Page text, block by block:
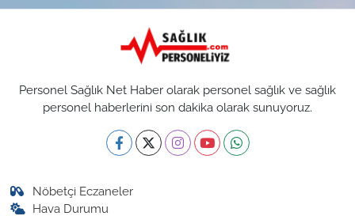
Personel Sağlık Net Haber olarak personel sağlık ve sağlık
personel haberlerini son dakika olarak sunuyoruz.
Nöbetçi Eczaneler
Hava Durumu